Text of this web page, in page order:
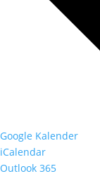
Google Kalender
iCalendar
Outlook 365